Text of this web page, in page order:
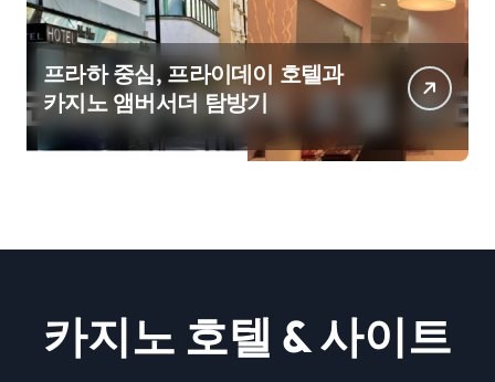
프라하 중심, 프라이데이 호텔과
카지노 앰버서더 탐방기
카지노 호텔 & 사이트